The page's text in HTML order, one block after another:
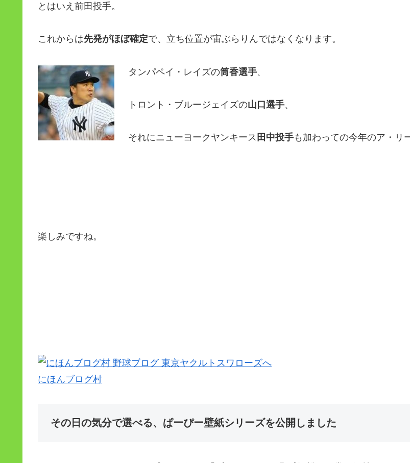
とはいえ前田投手。
これからは先発がほぼ確定で、立ち位置が宙ぶらりんではなくなります。
タンパペイ・レイズの筒香選手、
トロント・ブルージェイズの山口選手、
それにニューヨークヤンキース 田中投手も加わっての今年のア・リ
楽しみですね。
にほんブログ村
その日の気分で選べる、ぱーぴー壁紙シリーズを公開しました